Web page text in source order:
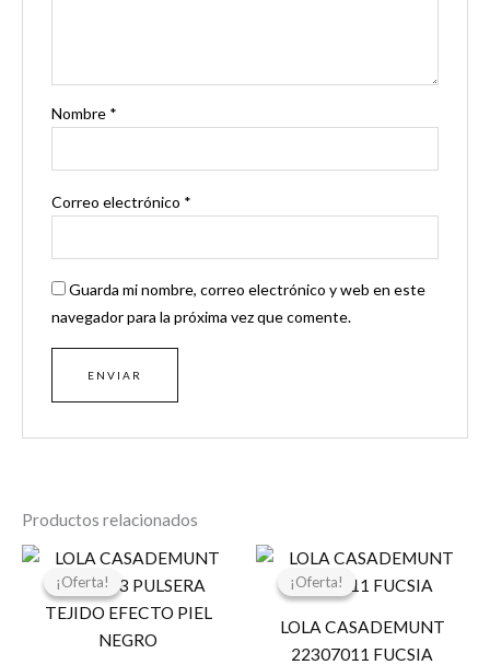
Nombre *
Correo electrónico *
Guarda mi nombre, correo electrónico y web en este
navegador para la próxima vez que comente.
Productos relacionados
¡Oferta!
¡Oferta!
El
original
era:
39,95 €.
El
actual
es:
¡Oferta!
¡Oferta!
LOLA CASADEMUNT
22307011 FUCSIA
El
original
59,95 €.
El
actual
29,97 €.